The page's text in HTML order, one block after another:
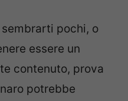
pochi, o
essere un
contenuto, prova
potrebbe